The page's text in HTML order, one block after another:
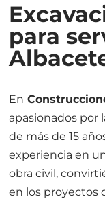
para
En
apasionados por
de más de 15
experiencia en
obra civil,
en los proyectos